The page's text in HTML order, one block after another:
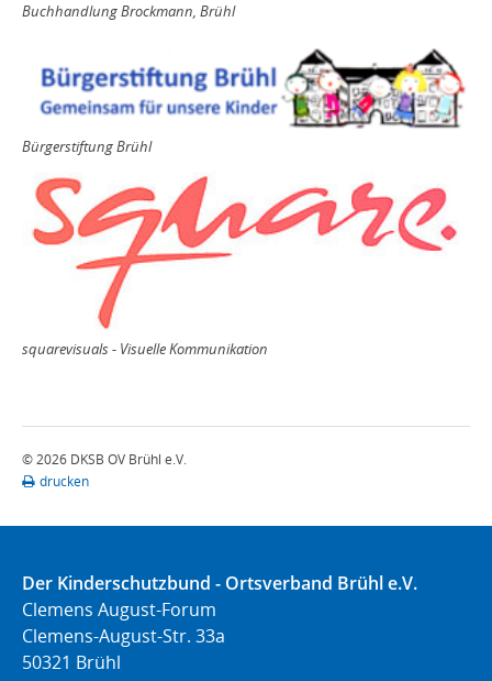
Buchhandlung Brockmann, Brühl
Bürgerstiftung Brühl
squarevisuals - Visuelle Kommunikation
© 2026 DKSB OV Brühl e.V.
drucken
Der Kinderschutzbund - Ortsverband Brühl e.V.
Clemens August-Forum
Clemens-August-Str. 33a
50321 Brühl